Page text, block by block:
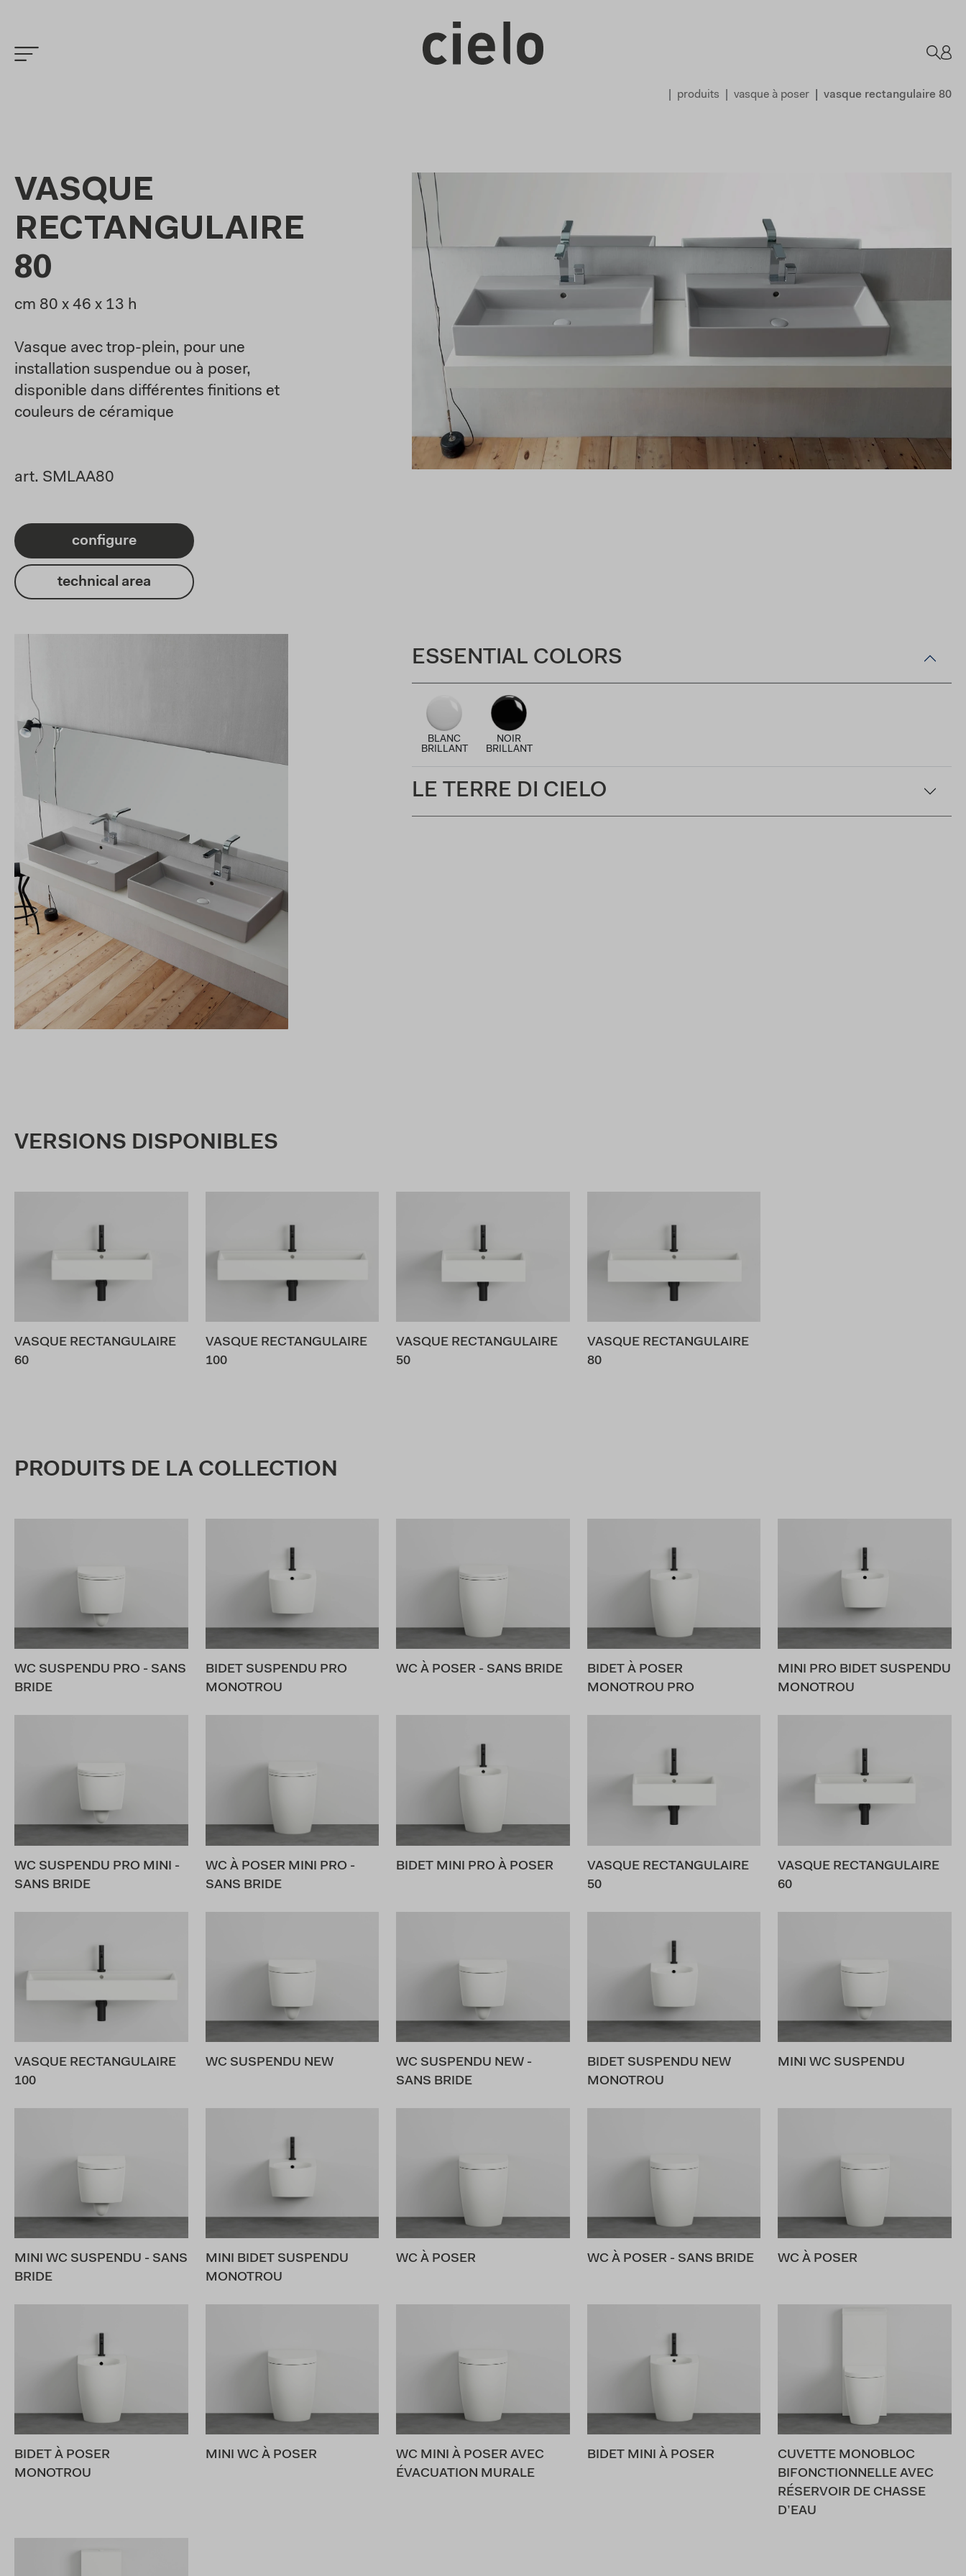
produits vasque à poser vasque rectangulaire 80
VASQUE
RECTANGULAIRE
80
cm 80 x 46 x 13 h
Vasque avec trop-plein, pour une
installation suspendue ou à poser,
disponible dans différentes finitions et
couleurs de céramique
art. SMLAA80
configure
technical area
ESSENTIAL COLORS
BLANC
BRILLANT
NOIR
BRILLANT
LE TERRE DI CIELO
VERSIONS DISPONIBLES
VASQUE RECTANGULAIRE
60
VASQUE RECTANGULAIRE
100
VASQUE RECTANGULAIRE
50
VASQUE RECTANGULAIRE
80
PRODUITS DE LA COLLECTION
WC SUSPENDU PRO - SANS
BRIDE
BIDET SUSPENDU PRO
MONOTROU
WC À POSER - SANS BRIDE
BIDET À POSER
MONOTROU PRO
MINI PRO BIDET SUSPENDU
MONOTROU
WC SUSPENDU PRO MINI -
SANS BRIDE
WC À POSER MINI PRO -
SANS BRIDE
BIDET MINI PRO À POSER
VASQUE RECTANGULAIRE
50
VASQUE RECTANGULAIRE
60
VASQUE RECTANGULAIRE
100
WC SUSPENDU NEW
WC SUSPENDU NEW -
SANS BRIDE
BIDET SUSPENDU NEW
MONOTROU
MINI WC SUSPENDU
MINI WC SUSPENDU - SANS
BRIDE
MINI BIDET SUSPENDU
MONOTROU
WC À POSER WC À POSER - SANS BRIDE WC À POSER
BIDET À POSER
MONOTROU
MINI WC À POSER
WC MINI À POSER AVEC
ÉVACUATION MURALE
BIDET MINI À POSER
CUVETTE MONOBLOC
BIFONCTIONNELLE AVEC
RÉSERVOIR DE CHASSE
D’EAU